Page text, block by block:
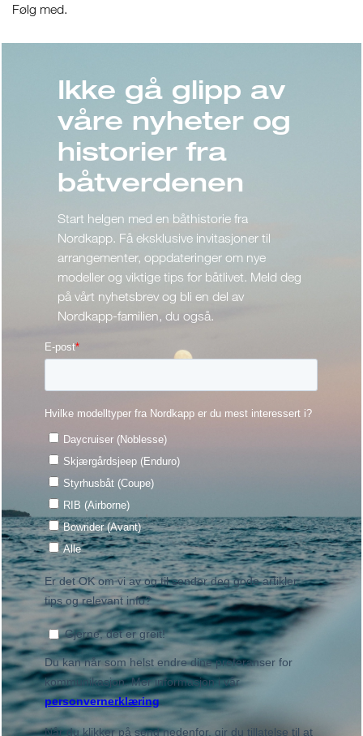
Følg med.
Ikke gå glipp av
våre nyheter og
historier fra
båtverdenen
Start helgen med en båthistorie fra
Nordkapp. Få eksklusive invitasjoner til
arrangementer, oppdateringer om nye
modeller og viktige tips for båtlivet. Meld deg
på vårt nyhetsbrev og bli en del av
Nordkapp-familien, du også.